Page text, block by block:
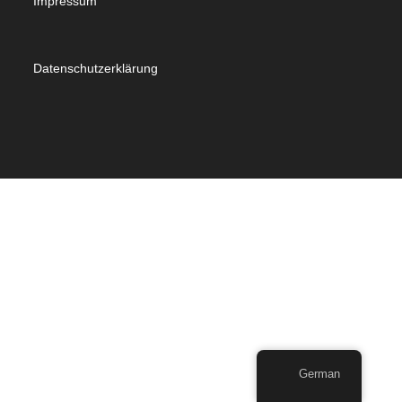
Datenschutzerklärung
German